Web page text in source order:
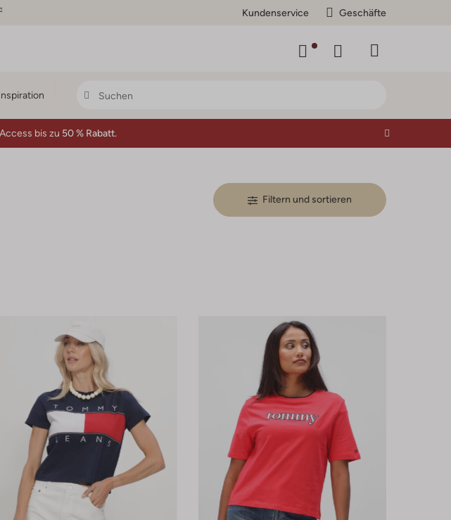
Kundenservice Geschäfte
bis zu 50 % Rabatt.
Filtern und sortieren